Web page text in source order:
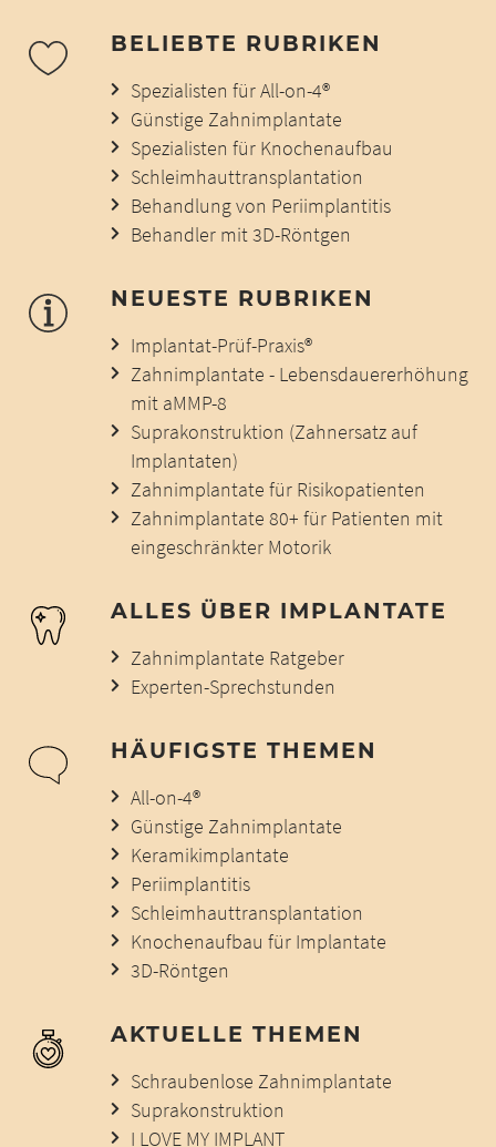
BELIEBTE RUBRIKEN
Spezialisten für All-on-4®
Günstige Zahnimplantate
Spezialisten für Knochenaufbau
Schleimhauttransplantation
Behandlung von Periimplantitis
Behandler mit 3D-Röntgen
NEUESTE RUBRIKEN
Implantat-Prüf-Praxis®
Zahnimplantate - Lebensdauererhöhung
mit aMMP-8
Suprakonstruktion (Zahnersatz auf
Implantaten)
Zahnimplantate für Risikopatienten
Zahnimplantate 80+ für Patienten mit
eingeschränkter Motorik
ALLES ÜBER IMPLANTATE
Zahnimplantate Ratgeber
Experten-Sprechstunden
HÄUFIGSTE THEMEN
All-on-4®
Günstige Zahnimplantate
Keramikimplantate
Periimplantitis
Schleimhauttransplantation
Knochenaufbau für Implantate
3D-Röntgen
AKTUELLE THEMEN
Schraubenlose Zahnimplantate
Suprakonstruktion
I LOVE MY IMPLANT